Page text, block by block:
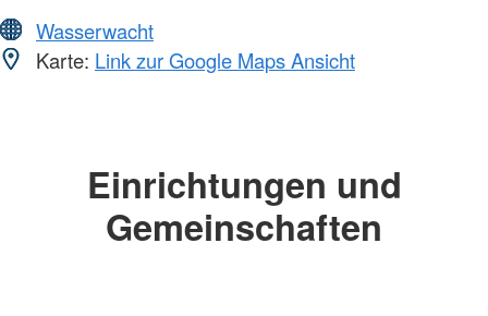
Wasserwacht
Karte: Link zur Google Maps Ansicht
Einrichtungen und
Gemeinschaften